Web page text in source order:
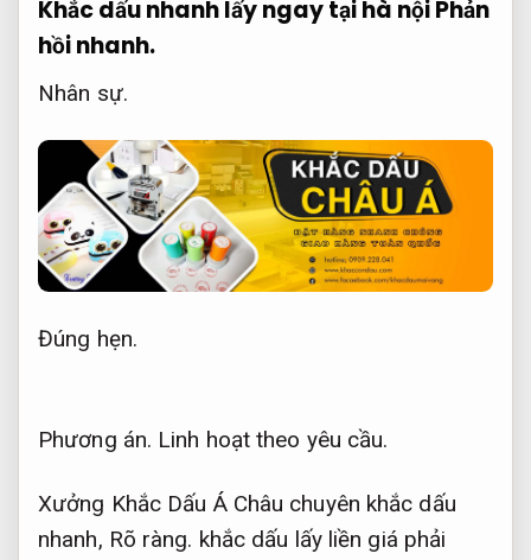
Khắc dấu nhanh lấy ngay tại hà nộiPhản
hồi nhanh.
Nhân sự.
Đúng hẹn.
Phương án. Linh hoạt theo yêu cầu.
Xưởng Khắc Dấu Á Châu chuyên khắc dấu
nhanh, Rõ ràng. khắc dấu lấy liền giá phải